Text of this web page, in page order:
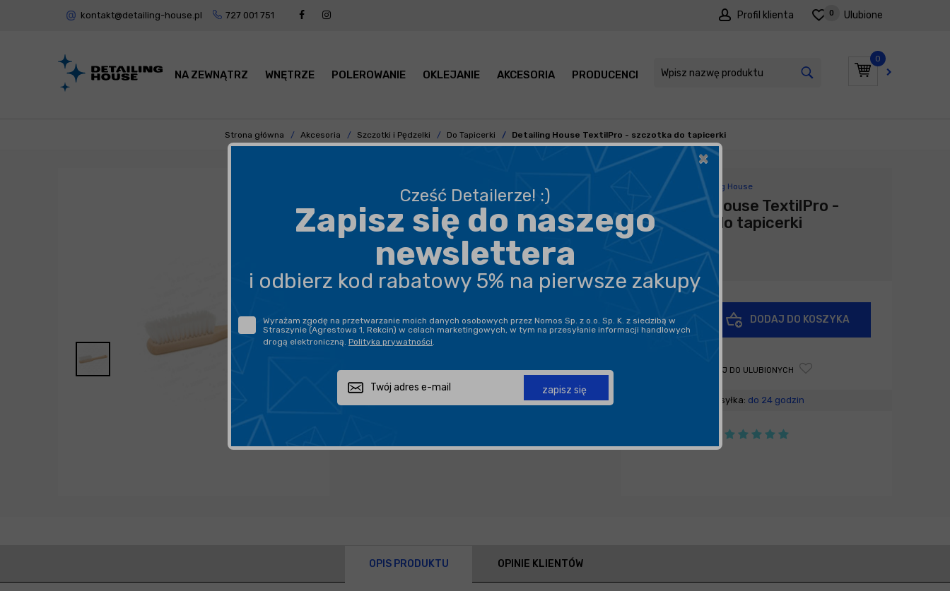
kontakt@detailing-house.pl 727 001 751 Profil klienta Ulubione
0
0
NA ZEWNĄTRZ WNĘTRZE POLEROWANIE OKLEJANIE AKCESORIA PRODUCENCI PROMOCJE
Strona główna Akcesoria Szczotki i Pędzelki Do Tapicerki Detailing House TextilPro - szczotka do tapicerki
BEZPIECZNA WYSYŁKA
DARMOWA DOSTAWA OD 199,90 ZŁ
PROFESJONALNE DORADZTWO
Zapytaj o produkt
Producent: Detailing House
Detailing House TextilPro -
szczotka do tapicerki
24,90zł
-
DODAJ DO KOSZYKA
DODAJ DO ULUBIONYCH
Wysyłka: do 24 godzin
OPIS PRODUKTU OPINIE KLIENTÓW
×
Cześć Detailerze! :)
Zapisz się do naszego
newslettera
i odbierz kod rabatowy 5% na pierwsze zakupy
Wyrażam zgodę na przetwarzanie moich danych osobowych przez Nomos Sp. z o.o. Sp. K. z siedzibą w
Straszynie (Agrestowa 1, Rekcin) w celach marketingowych, w tym na przesyłanie informacji handlowych
drogą elektroniczną. Polityka prywatności
zapisz się